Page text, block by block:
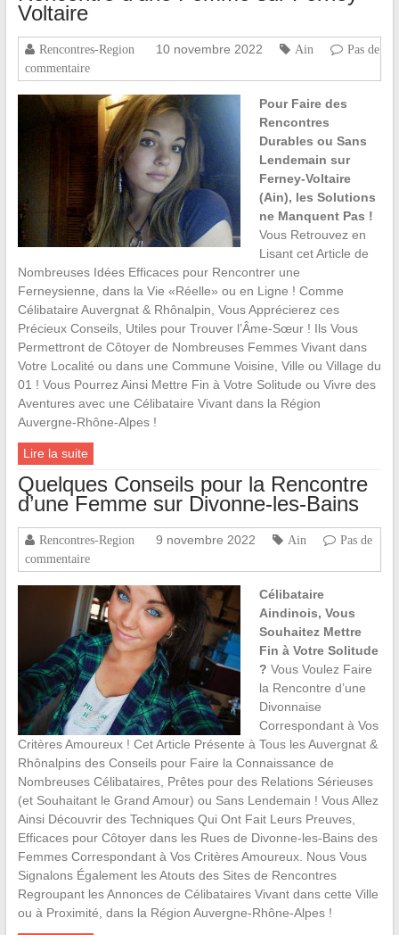
Voltaire
Rencontres-Region 10 novembre 2022 Ain
Pas de
commentaire
Pour Faire des
Rencontres
Durables ou Sans
Lendemain sur
Ferney-Voltaire
(Ain), les Solutions
ne Manquent Pas !
Vous Retrouvez en
Lisant cet Article de
Nombreuses Idées Efficaces pour Rencontrer une
Ferneysienne, dans la Vie «Réelle» ou en Ligne ! Comme
Célibataire Auvergnat & Rhônalpin, Vous Apprécierez ces
Précieux Conseils, Utiles pour Trouver l’Âme-Sœur ! Ils Vous
Permettront de Côtoyer de Nombreuses Femmes Vivant dans
Votre Localité ou dans une Commune Voisine, Ville ou Village du
01 ! Vous Pourrez Ainsi Mettre Fin à Votre Solitude ou Vivre des
Aventures avec une Célibataire Vivant dans la Région
Auvergne-Rhône-Alpes !
Lire la suite
Quelques Conseils pour la Rencontre
d’une Femme sur Divonne-les-Bains
Rencontres-Region 9 novembre 2022 Ain
Pas de
commentaire
Célibataire
Aindinois, Vous
Souhaitez Mettre
Fin à Votre Solitude
? Vous Voulez Faire
la Rencontre d’une
Divonnaise
Correspondant à Vos
Critères Amoureux ! Cet Article Présente à Tous les Auvergnat &
Rhônalpins des Conseils pour Faire la Connaissance de
Nombreuses Célibataires, Prêtes pour des Relations Sérieuses
(et Souhaitant le Grand Amour) ou Sans Lendemain ! Vous Allez
Ainsi Découvrir des Techniques Qui Ont Fait Leurs Preuves,
Efficaces pour Côtoyer dans les Rues de Divonne-les-Bains des
Femmes Correspondant à Vos Critères Amoureux. Nous Vous
Signalons Également les Atouts des Sites de Rencontres
Regroupant les Annonces de Célibataires Vivant dans cette Ville
ou à Proximité, dans la Région Auvergne-Rhône-Alpes !